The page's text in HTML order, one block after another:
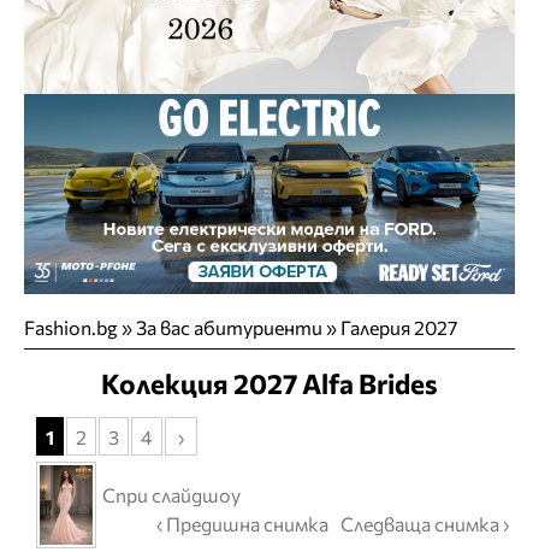
Fashion.bg»За вас абитуриенти » Галерия 2027
Колекция 2027 Alfa Brides
Спри слайдшоу
‹ Предишна снимка Следваща снимка ›
1 2 3 4 ›